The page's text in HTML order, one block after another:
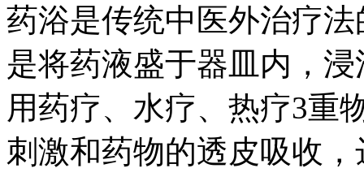
药浴是传统中医外治疗
是将药液盛于器皿内，
用药疗、水疗、热疗3重
刺激和药物的透皮吸收